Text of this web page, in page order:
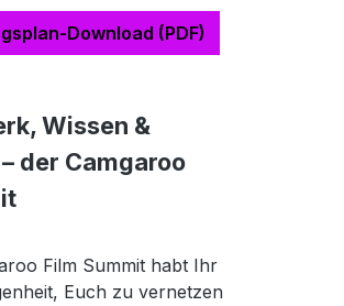
Download (PDF)
Wissen &
der Camgaroo
Film Summit habt Ihr
Euch zu vernetzen